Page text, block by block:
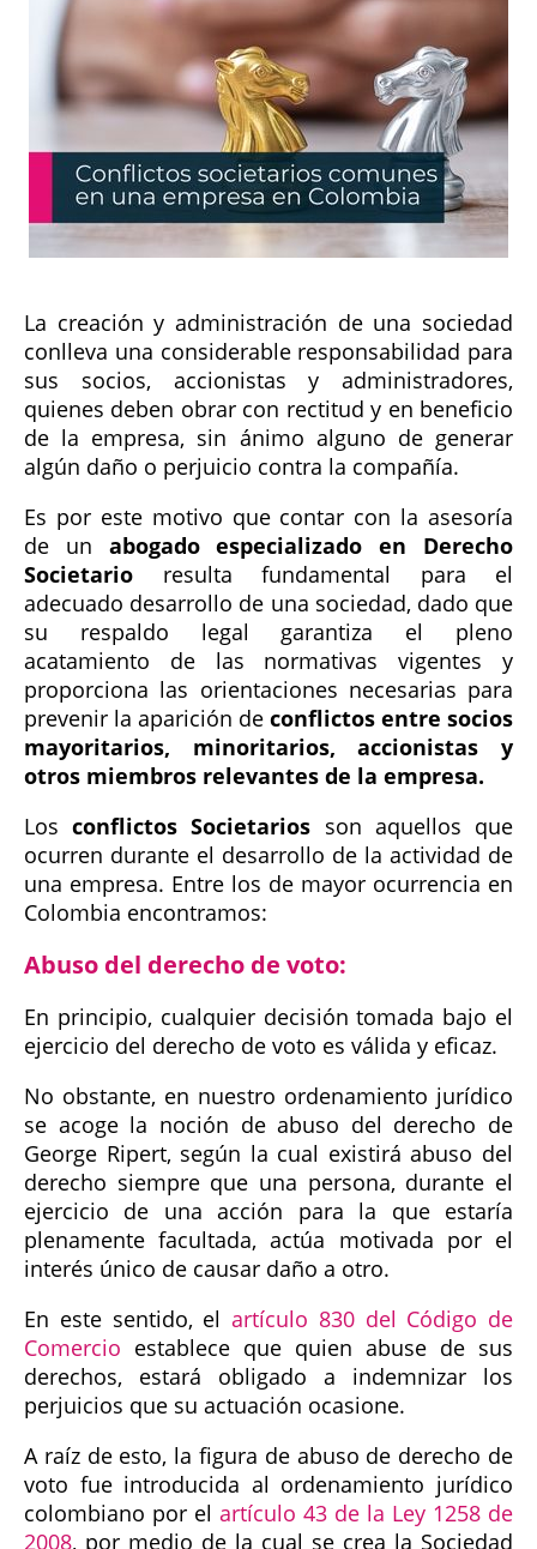
La creación y administración de una sociedad
conlleva una considerable responsabilidad para
sus socios, accionistas y administradores,
quienes deben obrar con rectitud y en beneficio
de la empresa, sin ánimo alguno de generar
algún daño o perjuicio contra la compañía.
Es por este motivo que contar con la asesoría
de un abogado especializado en Derecho
Societario resulta fundamental para el
adecuado desarrollo de una sociedad, dado que
su respaldo legal garantiza el pleno
acatamiento de las normativas vigentes y
proporciona las orientaciones necesarias para
prevenir la aparición de conflictos entre socios
mayoritarios, minoritarios, accionistas y
otros miembros relevantes de la empresa.
Losconflictos Societarios son aquellos que
ocurren durante el desarrollo de la actividad de
una empresa. Entre los de mayor ocurrencia en
Colombia encontramos:
Abuso del derecho de voto:
En principio, cualquier decisión tomada bajo el
ejercicio del derecho de voto es válida y eficaz.
No obstante, en nuestro ordenamiento jurídico
se acoge la noción de abuso del derecho de
George Ripert, según la cual existirá abuso del
derecho siempre que una persona, durante el
ejercicio de una acción para la que estaría
plenamente facultada, actúa motivada por el
interés único de causar daño a otro.
En este sentido, el artículo 830 del Código de
Comercio establece que quien abuse de sus
derechos, estará obligado a indemnizar los
perjuicios que su actuación ocasione.
A raíz de esto, la figura de abuso de derecho de
voto fue introducida al ordenamiento jurídico
colombiano por el artículo 43 de la Ley 1258 de
2008, por medio de la cual se crea la Sociedad